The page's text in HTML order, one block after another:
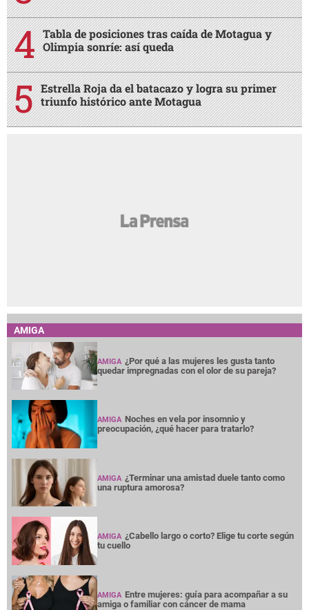
Tabla de posiciones tras caída de Motagua y
Olimpia sonríe: así queda
Estrella Roja da el batacazo y logra su primer
triunfo histórico ante Motagua
AMIGA
AMIGA ¿Por qué a las mujeres les gusta tanto
quedar impregnadas con el olor de su pareja?
AMIGA Noches en vela por insomnio y
preocupación, ¿qué hacer para tratarlo?
AMIGA ¿Terminar una amistad duele tanto como
una ruptura amorosa?
AMIGA ¿Cabello largo o corto? Elige tu corte según
tu cuello
AMIGA Entre mujeres: guía para acompañar a su
amiga o familiar con cáncer de mama